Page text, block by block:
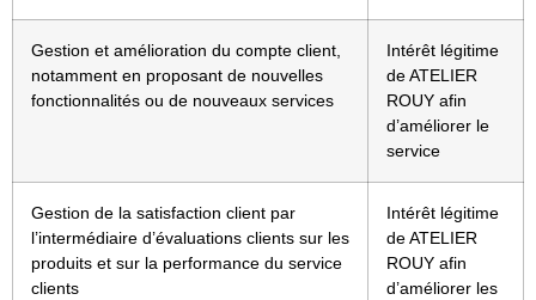
Gestion et amélioration du compte client,
notamment en proposant de nouvelles
fonctionnalités ou de nouveaux services
Intérêt légitime
de ATELIER
ROUY afin
d’améliorer le
service
Gestion de la satisfaction client par
l’intermédiaire d’évaluations clients sur les
produits et sur la performance du service
clients
Intérêt légitime
de ATELIER
ROUY afin
d’améliorer les